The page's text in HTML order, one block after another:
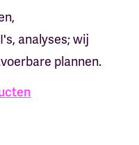
analyses; wij
plannen.